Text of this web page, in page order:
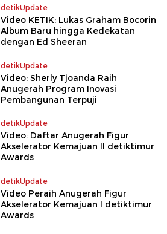
detikUpdate
Video KETIK: Lukas Graham Bocorin
Album Baru hingga Kedekatan
dengan Ed Sheeran
detikUpdate
Video: Sherly Tjoanda Raih
Anugerah Program Inovasi
Pembangunan Terpuji
detikUpdate
Video: Daftar Anugerah Figur
Akselerator Kemajuan II detiktimur
Awards
detikUpdate
Video Peraih Anugerah Figur
Akselerator Kemajuan I detiktimur
Awards